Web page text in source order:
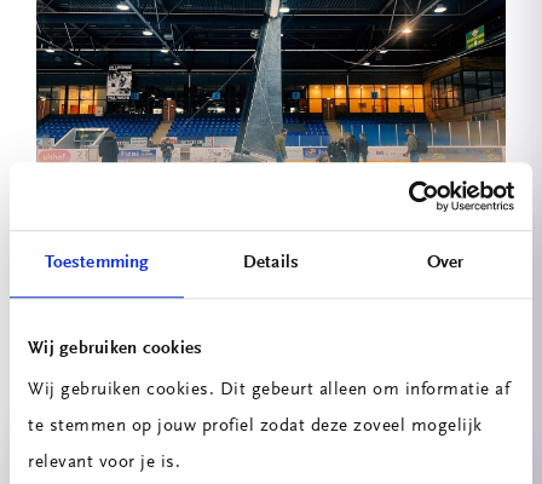
Toestemming Details Over
Wij gebruiken cookies
Wij gebruiken cookies. Dit gebeurt alleen om informatie af
te stemmen op jouw profiel zodat deze zoveel mogelijk
relevant voor je is.
Trots op onze MBO 2 Timmerman studenten!
Bekijk hier al onze updates
Projecten